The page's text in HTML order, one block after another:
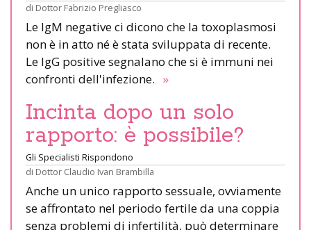
di Dottor Fabrizio Pregliasco
Le IgM negative ci dicono che la toxoplasmosi
non è in atto né è stata sviluppata di recente.
Le IgG positive segnalano che si è immuni nei
confronti dell'infezione. »
Incinta dopo un solo
rapporto: è possibile?
Gli Specialisti Rispondono
di Dottor Claudio Ivan Brambilla
Anche un unico rapporto sessuale, ovviamente
se affrontato nel periodo fertile da una coppia
senza problemi di infertilità, può determinare